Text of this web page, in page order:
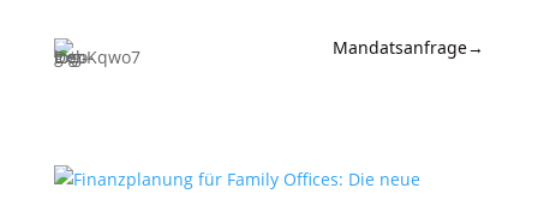
Insights
Mandatsanfrage→